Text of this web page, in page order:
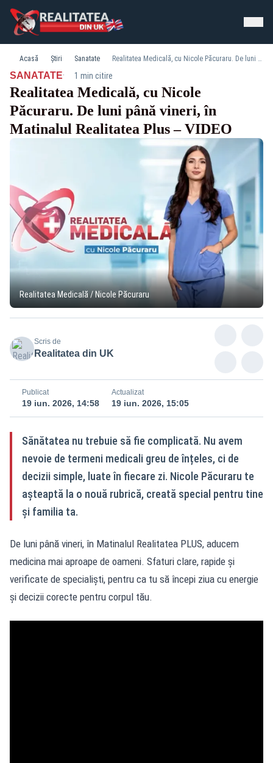
Acasă Știri Sanatate Realitatea Medicală, cu Nicole Păcuraru. De luni până vineri, în Matinalul Realitatea Plus – VIDEO
SANATATE· 1 min citire
Realitatea Medicală, cu Nicole
Păcuraru. De luni până vineri, în
Matinalul Realitatea Plus – VIDEO
Realitatea Medicală / Nicole Păcuraru
Scris de
Realitatea din UK
Publicat
19 iun. 2026, 14:58
Actualizat
19 iun. 2026, 15:05
Sănătatea nu trebuie să fie complicată. Nu avem
nevoie de termeni medicali greu de înțeles, ci de
decizii simple, luate în fiecare zi. Nicole Păcuraru te
așteaptă la o nouă rubrică, creată special pentru tine
și familia ta.
De luni până vineri, în Matinalul Realitatea PLUS, aducem
medicina mai aproape de oameni. Sfaturi clare, rapide și
verificate de specialiști, pentru ca tu să începi ziua cu energie
și decizii corecte pentru corpul tău.